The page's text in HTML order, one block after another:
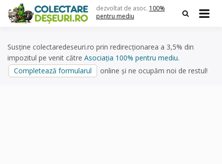
content
dezvoltat de asoc. 100%
pentru mediu
Susține colectaredeseuri.ro prin redirecționarea a 3,5% din
impozitul pe venit către Asociația 100% pentru mediu.
Completează formularul
online și ne ocupăm noi de restul!